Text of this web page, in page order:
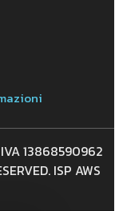
13868590962
ISP AWS